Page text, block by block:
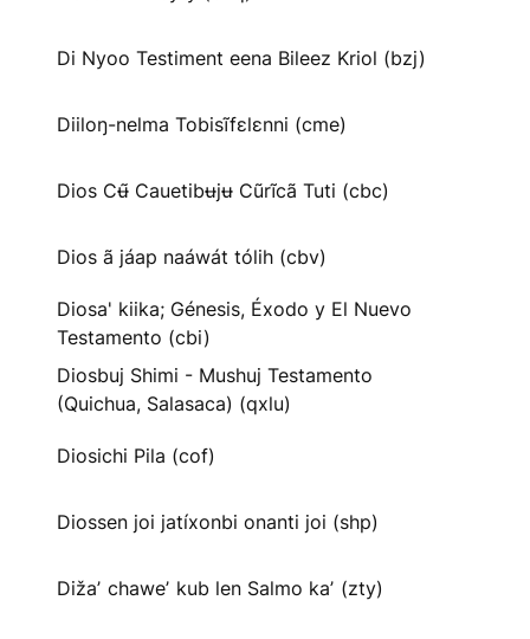
Di Nyoo Testiment eena Bileez Kriol (bzj)
Diiloŋ-nelma Tobisĩfɛlɛnni (cme)
Dios Cʉ̃ Cauetibʉjʉ Cũrĩcã Tuti (cbc)
Dios ã jáap naáwát tólih (cbv)
Diosa' kiika; Génesis, Éxodo y El Nuevo
Testamento (cbi)
Diosbuj Shimi - Mushuj Testamento
(Quichua, Salasaca) (qxlu)
Diosichi Pila (cof)
Diossen joi jatíxonbi onanti joi (shp)
Dižaʼ chaweʼ kub len Salmo kaʼ (zty)